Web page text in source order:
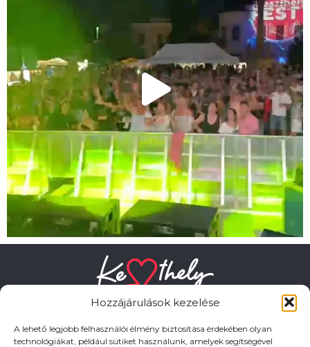
Hozzájárulások kezelése
A lehető legjobb felhasználói élmény biztosítása érdekében olyan
technológiákat, például sütiket használunk, amelyek segítségével